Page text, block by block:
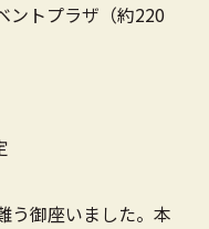
ントプラザ（約220
う御座いました。本